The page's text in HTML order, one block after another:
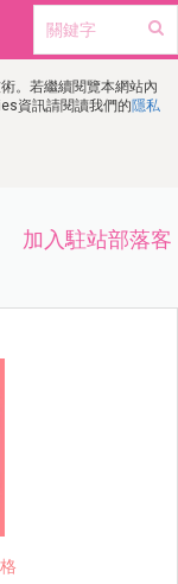
。若繼續閱覽本網站內
資訊請閱讀我們的隱私
加入駐站部落客